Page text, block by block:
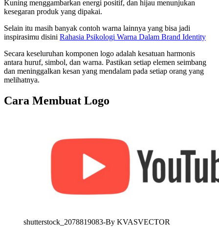
Kuning menggambarkan energi positif, dan hijau menunjukan
kesegaran produk yang dipakai.
Selain itu masih banyak contoh warna lainnya yang bisa jadi
inspirasimu disini Rahasia Psikologi Warna Dalam Brand Identity
Secara keseluruhan komponen logo adalah kesatuan harmonis
antara huruf, simbol, dan warna. Pastikan setiap elemen seimbang
dan meninggalkan kesan yang mendalam pada setiap orang yang
melihatnya.
Cara Membuat Logo
shutterstock_2078819083-By KVASVECTOR